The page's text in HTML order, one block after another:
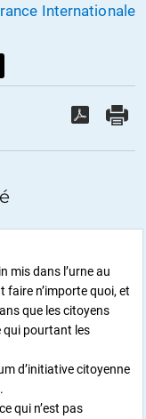
Internationale
mis dans l’urne au
faire n’importe quoi, et
que les citoyens
qui pourtant les
d’initiative citoyenne
qui n’est pas